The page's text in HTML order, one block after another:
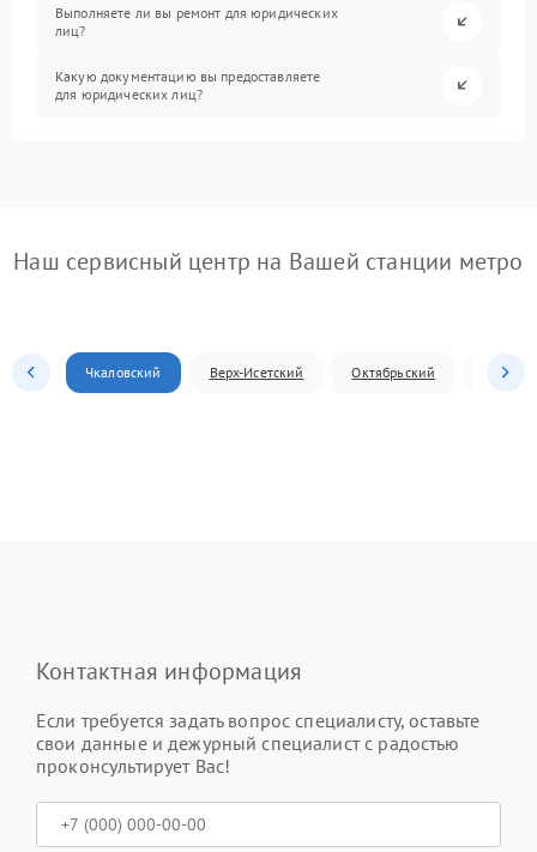
Выполняете ли вы ремонт для юридических
лиц?
Какую документацию вы предоставляете
для юридических лиц?
Наш сервисный центр на Вашей станции метро
Чкаловский Верх-Исетский Октябрьский
Контактная информация
Если требуется задать вопрос специалисту, оставьте
свои данные и дежурный специалист с радостью
проконсультирует Вас!